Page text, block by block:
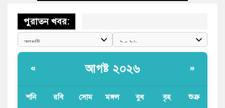
পুরাতন খবর:
« আগষ্ট ২০২৬ »
শনি রবি সোম মঙ্গল বুধ বৃহ শুক্র